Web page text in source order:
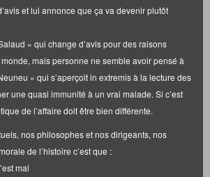
et lui annonce que ça va devenir plutôt
» qui change d’avis pour des raisons
mais personne ne semble avoir pensé à
» qui s’aperçoit in extremis à la lecture des
une quasi immunité à un vrai malade. Si c’est
de l’affaire doit être bien différente.
nos philosophes et nos dirigeants, nos
de l’histoire c’est que :
mal